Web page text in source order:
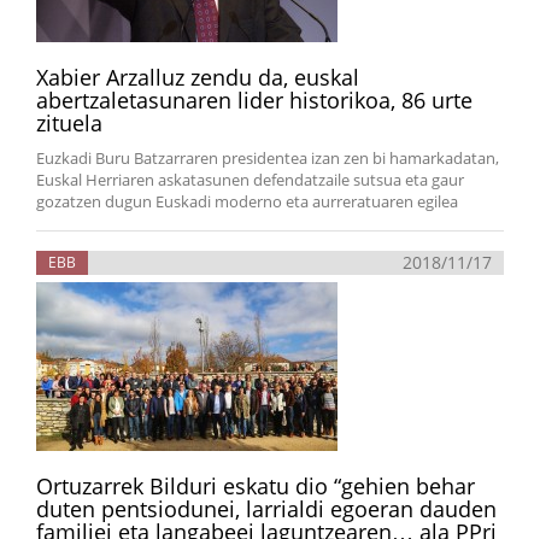
Xabier Arzalluz zendu da, euskal
abertzaletasunaren lider historikoa, 86 urte
zituela
Euzkadi Buru Batzarraren presidentea izan zen bi hamarkadatan,
Euskal Herriaren askatasunen defendatzaile sutsua eta gaur
gozatzen dugun Euskadi moderno eta aurreratuaren egilea
EBB 2018/11/17
Ortuzarrek Bilduri eskatu dio “gehien behar
duten pentsiodunei, larrialdi egoeran dauden
familiei eta langabeei laguntzearen… ala PPri